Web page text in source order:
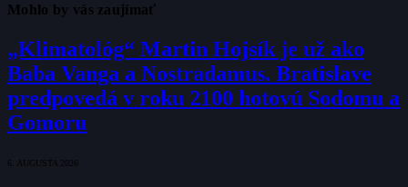
Mohlo by vás zaujímať
„Klimatológ“ Martin Hojsík je už ako
Baba Vanga a Nostradamus. Bratislave
predpovedá v roku 2100 hotovú Sodomu a
Gomoru
6. AUGUSTA 2026